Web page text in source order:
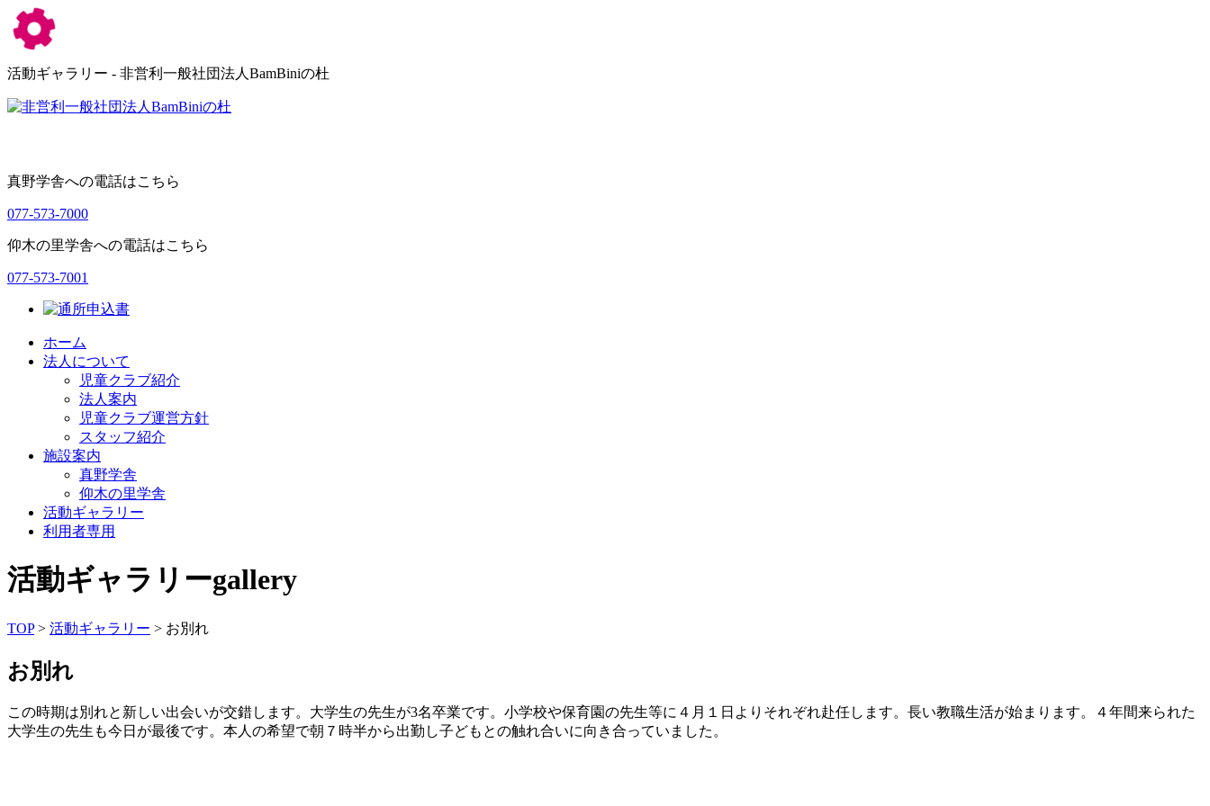
活動ギャラリー - 非営利一般社団法人BamBiniの杜
真野学舎への電話はこちら
077-573-7000
仰木の里学舎への電話はこちら
077-573-7001
ホーム
法人について
児童クラブ紹介
法人案内
児童クラブ運営方針
スタッフ紹介
施設案内
真野学舎
仰木の里学舎
活動ギャラリー
利用者専用
活動ギャラリーgallery
TOP> 活動ギャラリー > お別れ
お別れ
この時期は別れと新しい出会いが交錯します。大学生の先生が3名卒業です。小学校や保育園の先生等に４月１日よりそれぞれ赴任します。長い教職生活が始まります。４年間来られた
大学生の先生も今日が最後です。本人の希望で朝７時半から出勤し子どもとの触れ合いに向き合っていました。